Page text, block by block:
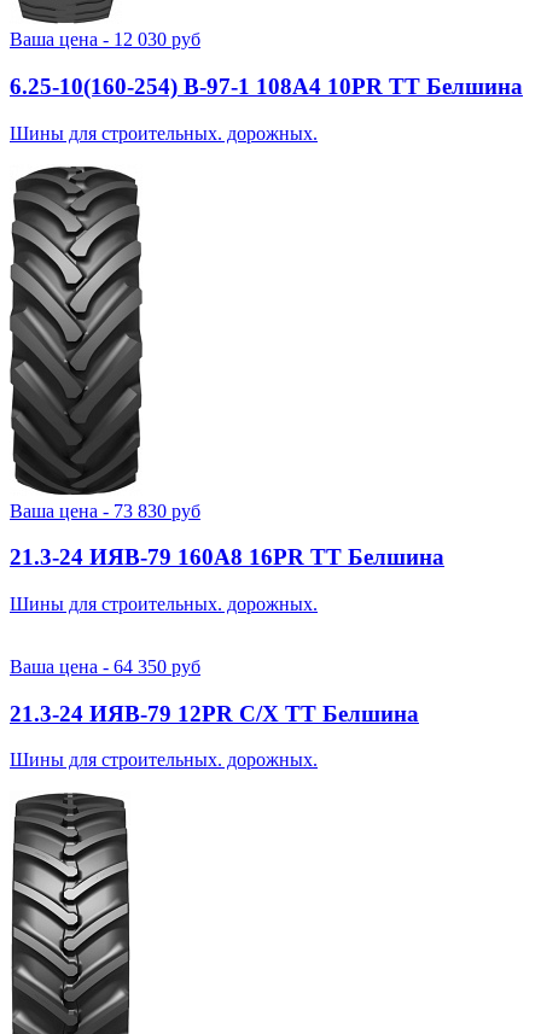
Ваша цена - 12 030 руб
6.25-10(160-254) В-97-1 108A4 10PR TT Белшина
Шины для строительных. дорожных.
Ваша цена - 73 830 руб
21.3-24 ИЯВ-79 160A8 16PR TT Белшина
Шины для строительных. дорожных.
Ваша цена - 64 350 руб
21.3-24 ИЯВ-79 12PR С/Х TT Белшина
Шины для строительных. дорожных.